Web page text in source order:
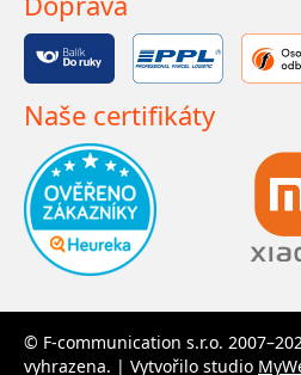
Naše certifikáty
© F-communication s.r.o.
vyhrazena. | Vytvořilo studio